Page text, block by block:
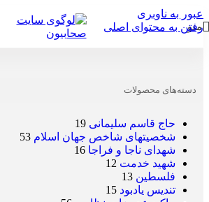
عبور به ناوبری
رفتن به محتوای اصلی
منو
محصولات برچسب خورده “کودک”
دسته‌های محصولات
حاج قاسم سلیمانی 19
شخصیتهای شاخص جهان اسلام 53
شهدای ناجا و فراجا 16
شهید خدمت 12
فلسطین 13
تندیس یادبود 15